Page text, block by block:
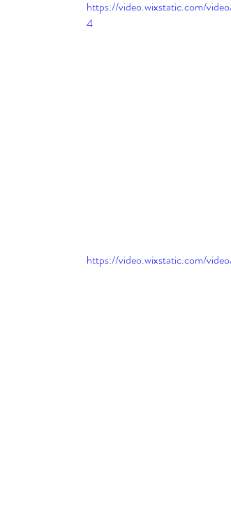
https://video.wixstatic.com/
4
https://video.wixstatic.com/